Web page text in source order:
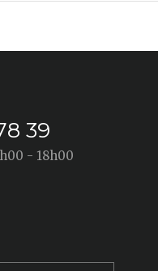
39
- 18h00